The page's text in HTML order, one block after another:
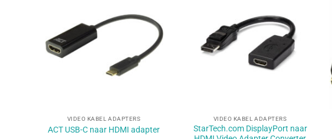
VIDEO KABEL ADAPTERS
ACT USB-C naar HDMI adapter
VIDEO KABEL ADAPTERS
StarTech.com DisplayPort naar